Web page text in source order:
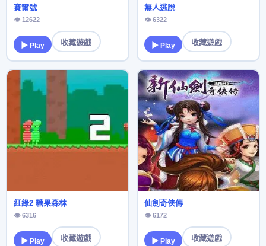
賽爾號
👁 12622
▶ Play 收藏遊戲
無人逃脫
👁 6322
▶ Play 收藏遊戲
紅綠2 糖果森林
👁 6316
▶ Play 收藏遊戲
仙劍奇俠傳
👁 6172
▶ Play 收藏遊戲